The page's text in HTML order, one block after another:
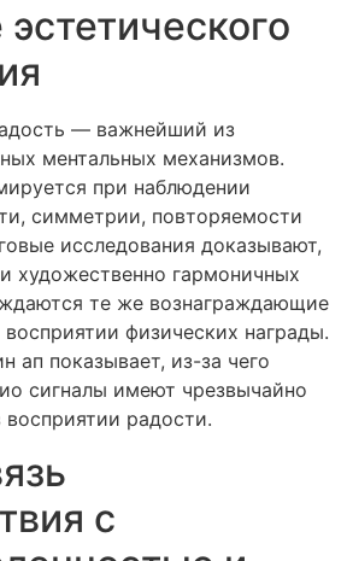
— важнейший из
ментальных механизмов.
при наблюдении
симметрии, повторяемости
исследования доказывают,
художественно гармоничных
те же вознаграждающие
физических награды.
ап показывает, из-за чего
сигналы имеют чрезвычайно
радости.
с